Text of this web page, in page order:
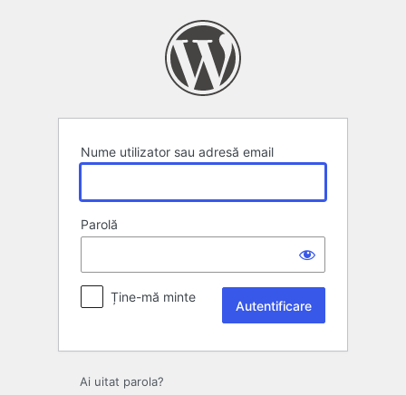
Nume utilizator sau adresă email
Parolă
Ține-mă minte
Ai uitat parola?